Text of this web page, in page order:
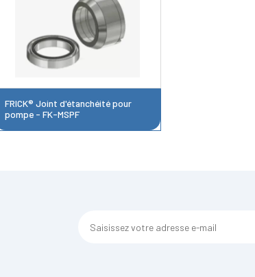
FRICK® Joint d'étanchéité pour
pompe - FK-MSPF